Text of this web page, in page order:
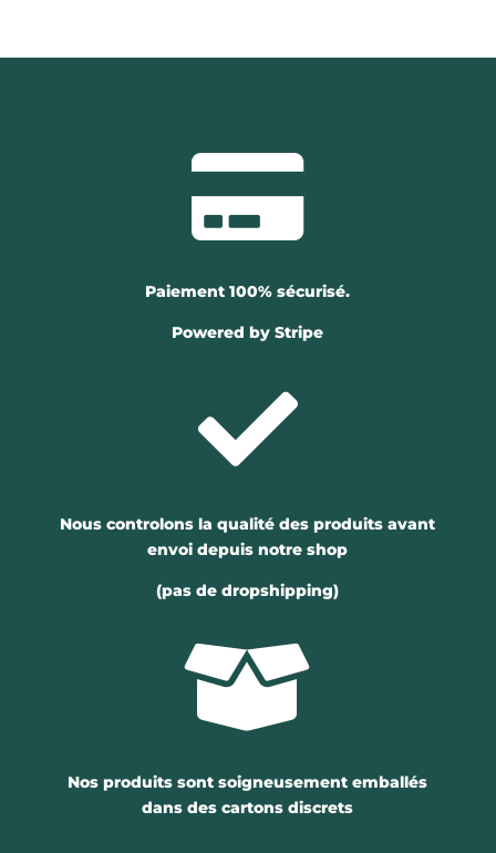

Paiement 100% sécurisé.
Powered by Stripe

Nous controlons la qualité des produits avant
envoi depuis notre shop
(pas de dropshipping)

Nos produits sont soigneusement emballés
dans des cartons discrets